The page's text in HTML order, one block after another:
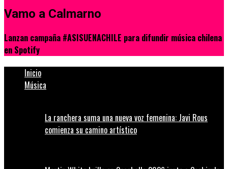
Vamo a Calmarno
Lanzan campaña #ASISUENACHILE para difundir música chilena
en Spotify
Inicio
Música
La ranchera suma una nueva voz femenina: Javi Rous
comienza su camino artístico